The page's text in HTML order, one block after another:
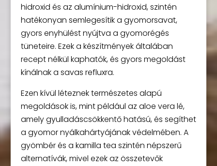
hidroxid és az alumínium-hidroxid, szintén
hatékonyan semlegesítik a gyomorsavat,
gyors enyhülést nyújtva a gyomorégés
tüneteire. Ezek a készítmények általában
recept nélkül kaphatók, és gyors megoldást
kínálnak a savas refluxra.
Ezen kívül léteznek természetes alapú
megoldások is, mint például az aloe vera lé,
amely gyulladáscsökkentő hatású, és segíthet
a gyomor nyálkahártyájának védelmében. A
gyömbér és a kamilla tea szintén népszerű
alternatívák, mivel ezek az összetevők